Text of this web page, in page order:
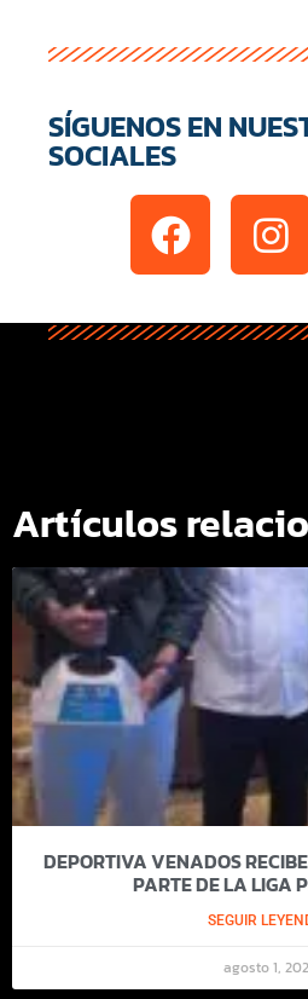
SÍGUENOS EN
SOCIALES
Artículos
DEPORTIVA VENADOS
PARTE DE LA LIGA
SEGUIR
agosto 1,